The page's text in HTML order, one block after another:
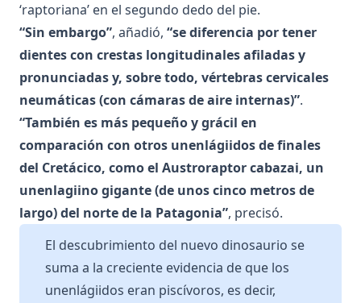
‘raptoriana’ en el segundo dedo del pie.
“Sin embargo”, añadió, “se diferencia por tener
dientes con crestas longitudinales afiladas y
pronunciadas y, sobre todo, vértebras cervicales
neumáticas (con cámaras de aire internas)”.
“También es más pequeño y grácil en
comparación con otros unenlágiidos de finales
del Cretácico, como el Austroraptor cabazai, un
unenlagiino gigante (de unos cinco metros de
largo) del norte de la Patagonia”, precisó.
El descubrimiento del nuevo dinosaurio se
suma a la creciente evidencia de que los
unenlágiidos eran piscívoros, es decir,